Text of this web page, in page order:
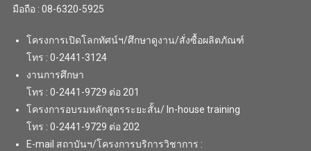
มือถือ : 08-6320-5925
โครงการเปิดโลกทัศน์ฯ/ศึกษาดูงาน/สั่งซื้อผลิตภัณฑ์
โทร : 0-2441-3124
งานการศึกษา
โทร : 0-2441-9729 ต่อ 201
โครงการอบรมหลักสูตรระยะสั้น/ In-house training
โทร : 0-2441-9729 ต่อ 202
E-mail สถาบันฯ/โครงการบริการวิชาการ :